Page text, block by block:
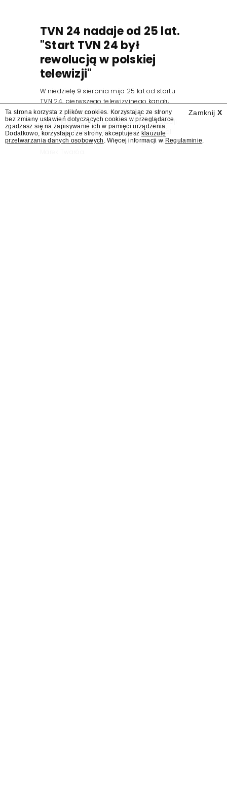
TVN 24 nadaje od 25 lat.
"Start TVN 24 był
rewolucją w polskiej
telewizji"
W niedzielę 9 sierpnia mija 25 lat od startu
TVN 24, pierwszego telewizyjnego kanału
informacyjnego w Polsce. Na ten dzień
zaplanowano finał urodzinowej trasy stacji
"Jesteśmy stąd". 25 lat TVN 24 dla Press.pl
podsumowują Jarosław Kuźniar, Tomasz Lis i
Zamknij X
Ta strona korzysta z plików cookies. Korzystając ze strony
bez zmiany ustawień dotyczących cookies w przeglądarce
zgadzasz się na zapisywanie ich w pamięci urządzenia.
Dodatkowo, korzystając ze strony, akceptujesz klauzulę
przetwarzania danych osobowych . Więcej informacji w Regulaminie.